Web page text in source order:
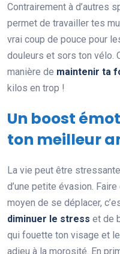
Contrairement à d’autres
permet de travailler tes
vrai coup de pouce pour
douleurs et sors ton vélo.
manière de maintenir ta
kilos en trop !
Un boost
ton meilleur
La vie peut être
d’une petite évasion.
moyen de se déplacer,
diminuer le stress et de
qui fouette ton visage et
adieu à la morosité. En